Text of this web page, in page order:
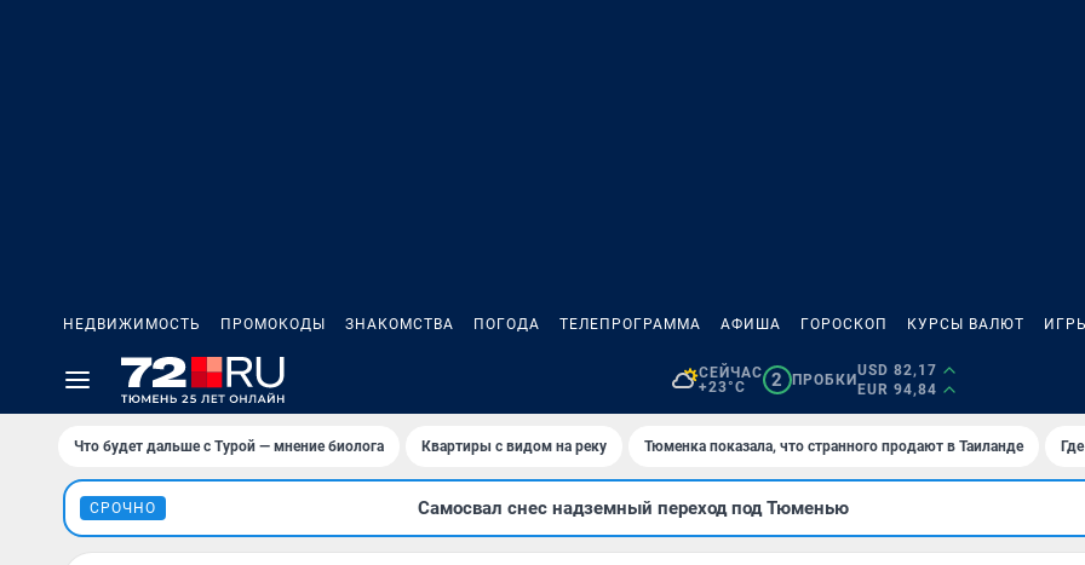
НЕДВИЖИМОСТЬ ПРОМОКОДЫ ЗНАКОМСТВА ПОГОДА ТЕЛЕПРОГРАММА АФИША ГОРОСКОП КУРСЫ ВАЛЮТ
СЕЙЧАС
+23°C
2 ПРОБКИ
USD 82,17
EUR 94,84
Что будет дальше с Турой — мнение биолога Квартиры с видом на реку Тюменка показала, что странного продают в Таиланде
СРОЧНО Самосвал снес надземный переход под Тюменью